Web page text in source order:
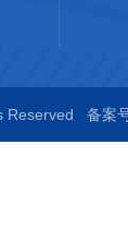
Reserved 备案